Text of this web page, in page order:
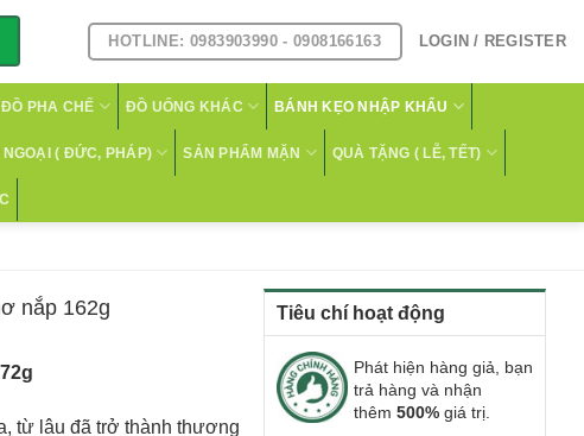
HOTLINE: 0983903990 - 0908166163 LOGIN / REGISTER
ĐỒ PHA CHẾ ĐỒ UỐNG KHÁC BÁNH KẸO NHẬP KHẨU
NGOẠI ( ĐỨC, PHÁP) SẢN PHẨM MẶN QUÀ TẶNG ( LỄ, TẾT)
Tiêu chí hoạt động
Phát hiện hàng giả, bạn
trả hàng và nhận
thêm 500% giá trị.
nắp 162g
từ lâu đã trở thành thương